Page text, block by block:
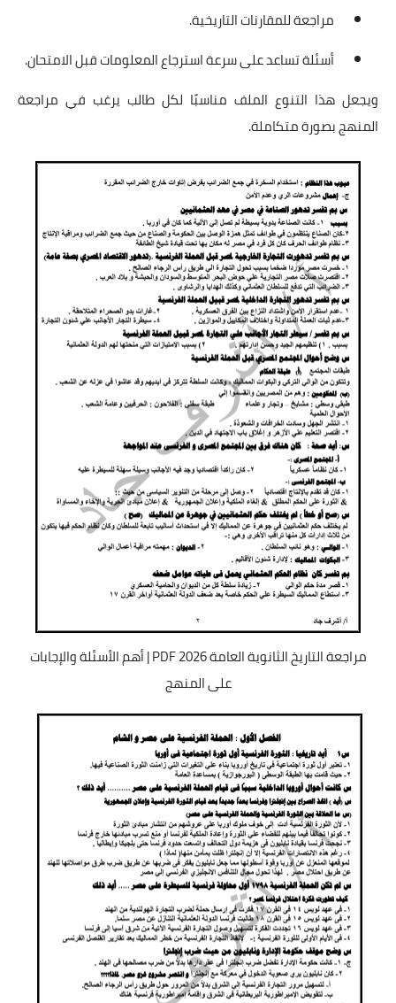
مراجعة للمقارنات التاريخية.
أسئلة تساعد على سرعة استرجاع المعلومات قبل الامتحان.
ويجعل هذا التنوع الملف مناسبًا لكل طالب يرغب في مراجعة
المنهج بصورة متكاملة.
مراجعة التاريخ الثانوية العامة 2026 PDF | أهم الأسئلة والإجابات
على المنهج